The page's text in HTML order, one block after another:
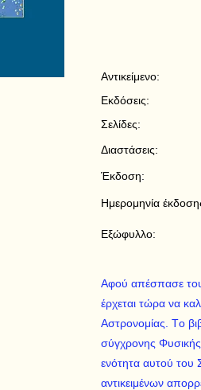
Αντικείμενο:
Εκδόσεις:
Σελίδες:
Διαστάσεις:
Έκδοση:
Ημερομηνία
Εξώφυλλο:
Αφού απέσπασε
έρχεται τώρα να
Aστρονομίας. Tο
σύγχρονης
ενότητα αυτού του
αντικειμένων